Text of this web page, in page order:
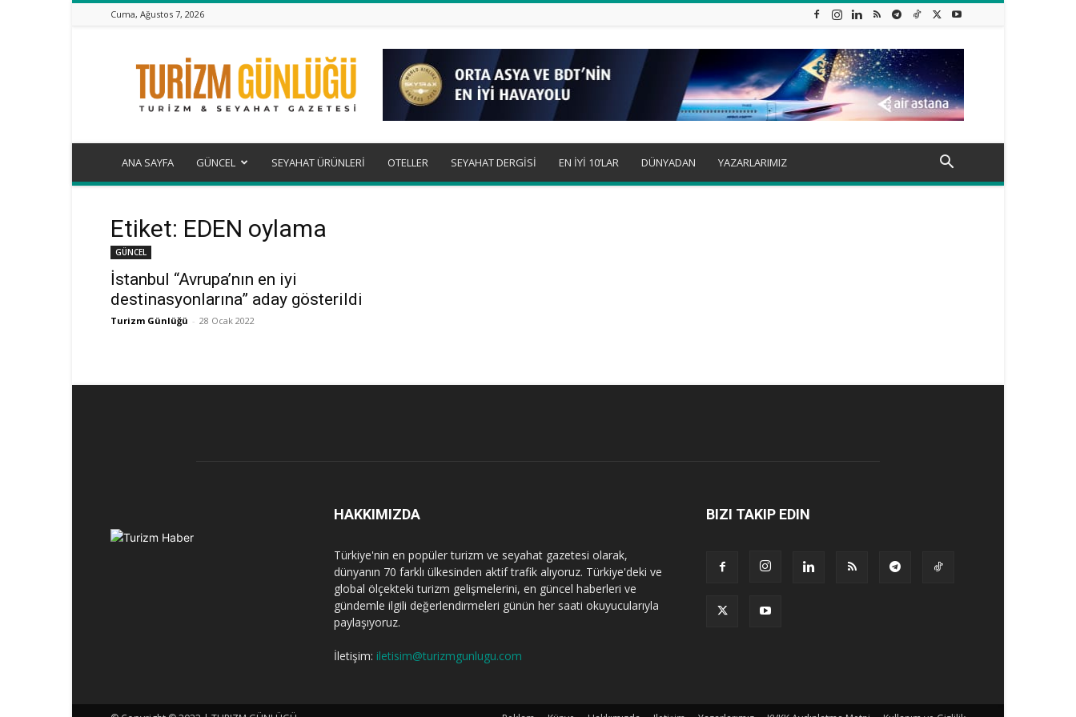
Cuma, Ağustos 7, 2026
Turizm
Günlüğü
ANA SAYFA GÜNCEL SEYAHAT ÜRÜNLERİ OTELLER SEYAHAT DERGİSİ EN İYİ 10’LAR DÜNYADAN YAZARLARIMIZ
Etiket: EDEN oylama
GÜNCEL
İstanbul “Avrupa’nın en iyi
destinasyonlarına” aday gösterildi
Turizm Günlüğü - 28 Ocak 2022
HAKKIMIZDA
Türkiye'nin en popüler turizm ve seyahat gazetesi olarak,
dünyanın 70 farklı ülkesinden aktif trafik alıyoruz. Türkiye'deki ve
global ölçekteki turizm gelişmelerini, en güncel haberleri ve
gündemle ilgili değerlendirmeleri günün her saati okuyucularıyla
paylaşıyoruz.
İletişim: iletisim@turizmgunlugu.com
BIZI TAKIP EDIN